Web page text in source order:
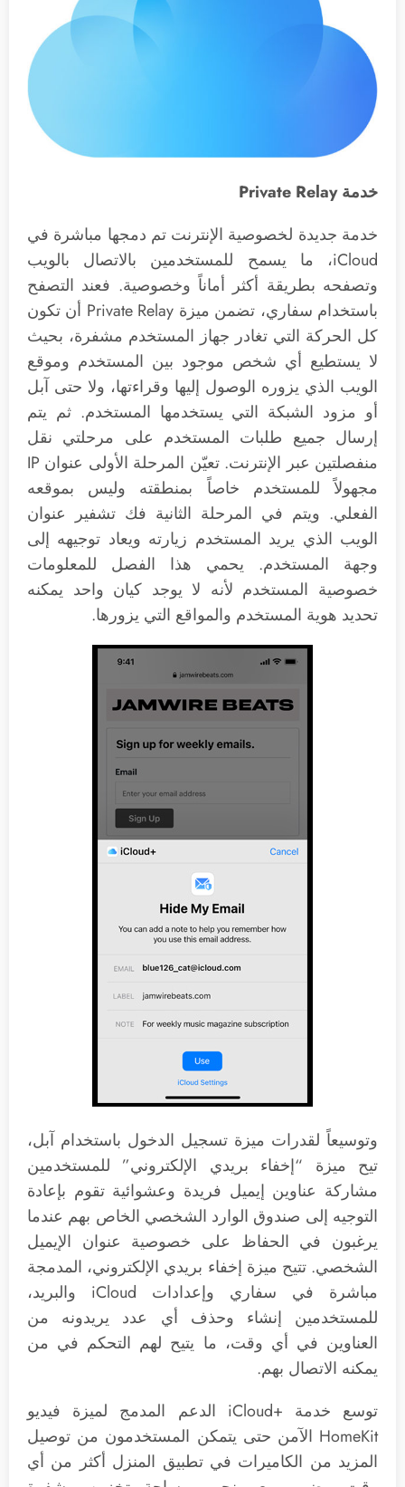
خدمة Private Relay
خدمة جديدة لخصوصية الإنترنت تم دمجها مباشرة في
iCloud، ما يسمح للمستخدمين بالاتصال بالويب
وتصفحه بطريقة أكثر أماناً وخصوصية. فعند التصفح
باستخدام سفاري، تضمن ميزة Private Relay أن تكون
كل الحركة التي تغادر جهاز المستخدم مشفرة، بحيث
لا يستطيع أي شخص موجود بين المستخدم وموقع
الويب الذي يزوره الوصول إليها وقراءتها، ولا حتى آبل
أو مزود الشبكة التي يستخدمها المستخدم. ثم يتم
إرسال جميع طلبات المستخدم على مرحلتي نقل
منفصلتين عبر الإنترنت. تعيّن المرحلة الأولى عنوان IP
مجهولاً للمستخدم خاصاً بمنطقته وليس بموقعه
الفعلي. ويتم في المرحلة الثانية فك تشفير عنوان
الويب الذي يريد المستخدم زيارته ويعاد توجيهه إلى
وجهة المستخدم. يحمي هذا الفصل للمعلومات
خصوصية المستخدم لأنه لا يوجد كيان واحد يمكنه
تحديد هوية المستخدم والمواقع التي يزورها.
وتوسيعاً لقدرات ميزة تسجيل الدخول باستخدام آبل،
تيح ميزة “إخفاء بريدي الإلكتروني” للمستخدمين
مشاركة عناوين إيميل فريدة وعشوائية تقوم بإعادة
التوجيه إلى صندوق الوارد الشخصي الخاص بهم عندما
يرغبون في الحفاظ على خصوصية عنوان الإيميل
الشخصي. تتيح ميزة إخفاء بريدي الإلكتروني، المدمجة
مباشرة في سفاري وإعدادات iCloud والبريد،
للمستخدمين إنشاء وحذف أي عدد يريدونه من
العناوين في أي وقت، ما يتيح لهم التحكم في من
يمكنه الاتصال بهم.
توسع خدمة +iCloud الدعم المدمج لميزة فيديو
HomeKit الآمن حتى يتمكن المستخدمون من توصيل
المزيد من الكاميرات في تطبيق المنزل أكثر من أي